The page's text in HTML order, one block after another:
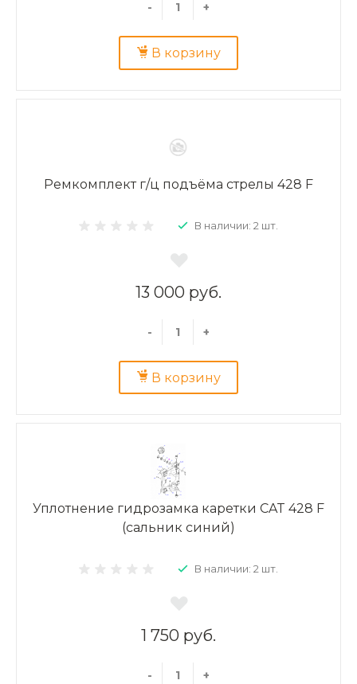
- +
В корзину
Ремкомплект г/ц подъёма стрелы 428 F
В наличии: 2 шт.
13 000 руб.
- +
В корзину
Уплотнение гидрозамка каретки CAT 428 F
(сальник синий)
В наличии: 2 шт.
1 750 руб.
- +